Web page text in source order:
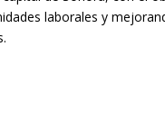
laborales y